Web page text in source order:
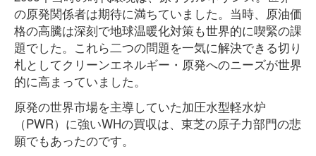
の原発関係者は期待に満ちていました。当時、原油価
格の高騰は深刻で地球温暖化対策も世界的に喫緊の課
題でした。これら二つの問題を一気に解決できる切り
札としてクリーンエネルギー・原発へのニーズが世界
的に高まっていました。
原発の世界市場を主導していた加圧水型軽水炉
（PWR）に強いWHの買収は、東芝の原子力部門の悲
願でもあったのです。